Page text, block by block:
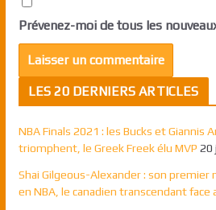
Prévenez-moi de tous les
LES 20 DERNIERS ARTICLES
NBA Finals 2021 : les Bucks et Giannis
triomphent, le Greek Freek élu MVP 20
Shai Gilgeous-Alexander : son premier
en NBA, le canadien transcendant face